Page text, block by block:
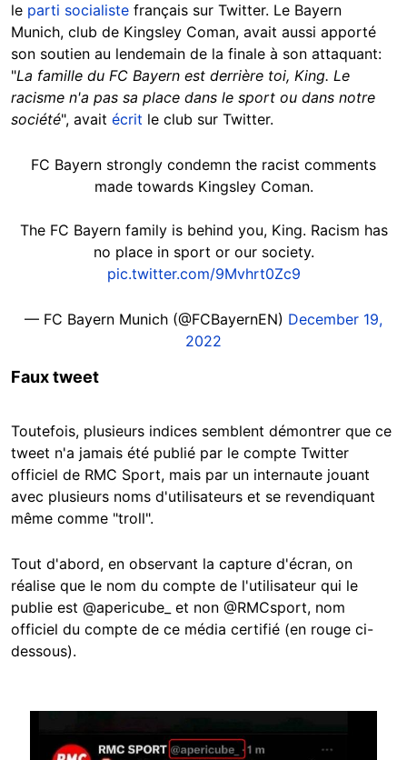
le parti socialiste français sur Twitter. Le Bayern
Munich, club de Kingsley Coman, avait aussi apporté
son soutien au lendemain de la finale à son attaquant:
"La famille du FC Bayern est derrière toi, King. Le
racisme n'a pas sa place dans le sport ou dans notre
société", avait écrit le club sur Twitter.
FC Bayern strongly condemn the racist comments
made towards Kingsley Coman.
The FC Bayern family is behind you, King. Racism has
no place in sport or our society.
pic.twitter.com/9Mvhrt0Zc9
— FC Bayern Munich (@FCBayernEN) December 19,
2022
Faux tweet
Toutefois, plusieurs indices semblent démontrer que ce
tweet n'a jamais été publié par le compte Twitter
officiel de RMC Sport, mais par un internaute jouant
avec plusieurs noms d'utilisateurs et se revendiquant
même comme "troll".
Tout d'abord, en observant la capture d'écran, on
réalise que le nom du compte de l'utilisateur qui le
publie est @apericube_ et non @RMCsport, nom
officiel du compte de ce média certifié (en rouge ci-
dessous).